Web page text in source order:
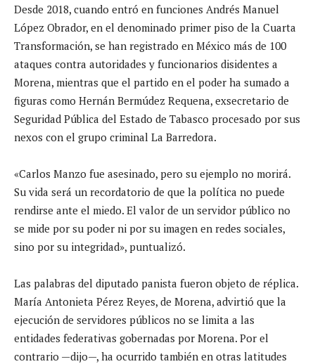
Desde 2018, cuando entró en funciones Andrés Manuel
López Obrador, en el denominado primer piso de la Cuarta
Transformación, se han registrado en México más de 100
ataques contra autoridades y funcionarios disidentes a
Morena, mientras que el partido en el poder ha sumado a
figuras como Hernán Bermúdez Requena, exsecretario de
Seguridad Pública del Estado de Tabasco procesado por sus
nexos con el grupo criminal La Barredora.
«Carlos Manzo fue asesinado, pero su ejemplo no morirá.
Su vida será un recordatorio de que la política no puede
rendirse ante el miedo. El valor de un servidor público no
se mide por su poder ni por su imagen en redes sociales,
sino por su integridad», puntualizó.
Las palabras del diputado panista fueron objeto de réplica.
María Antonieta Pérez Reyes, de Morena, advirtió que la
ejecución de servidores públicos no se limita a las
entidades federativas gobernadas por Morena. Por el
contrario —dijo—, ha ocurrido también en otras latitudes